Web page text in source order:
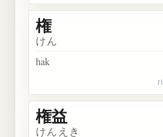
権
けん
hak
権益
けんえき